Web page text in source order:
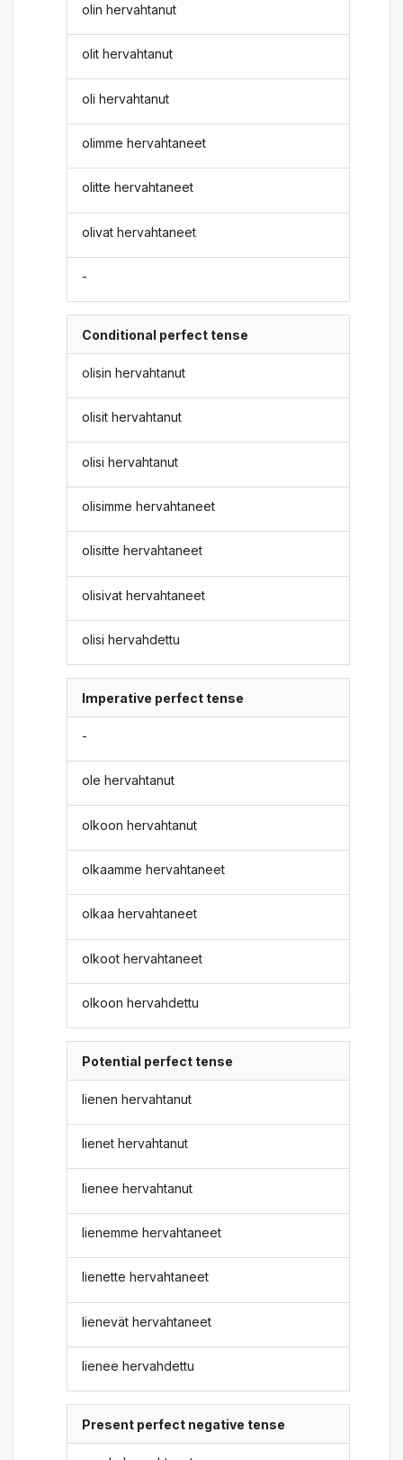
olin hervahtanut
olit hervahtanut
oli hervahtanut
olimme hervahtaneet
olitte hervahtaneet
olivat hervahtaneet
-
Conditional perfect tense
olisin hervahtanut
olisit hervahtanut
olisi hervahtanut
olisimme hervahtaneet
olisitte hervahtaneet
olisivat hervahtaneet
olisi hervahdettu
Imperative perfect tense
-
ole hervahtanut
olkoon hervahtanut
olkaamme hervahtaneet
olkaa hervahtaneet
olkoot hervahtaneet
olkoon hervahdettu
Potential perfect tense
lienen hervahtanut
lienet hervahtanut
lienee hervahtanut
lienemme hervahtaneet
lienette hervahtaneet
lienevät hervahtaneet
lienee hervahdettu
Present perfect negative tense